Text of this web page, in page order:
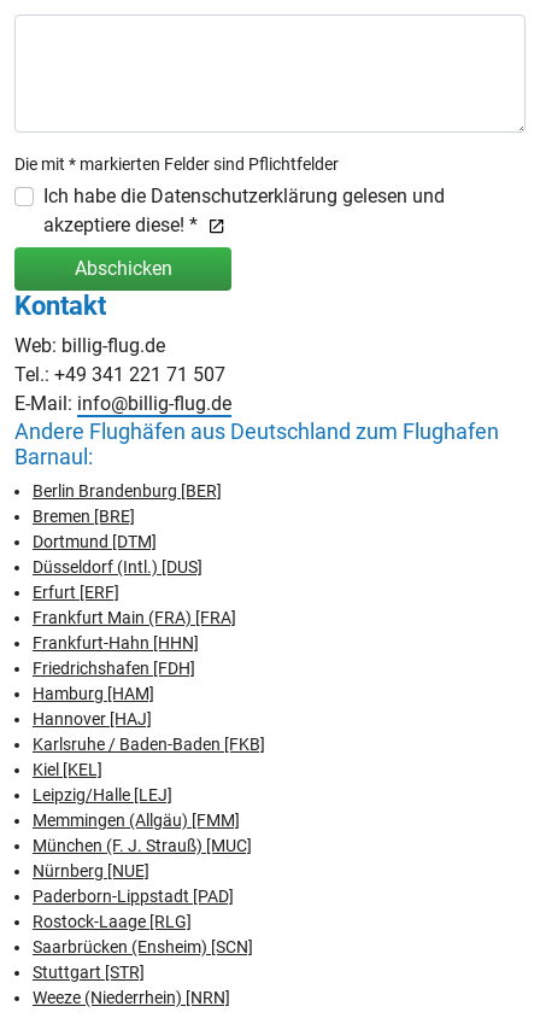
Die mit * markierten Felder sind Pflichtfelder
Ich habe die Datenschutzerklärung gelesen und
akzeptiere diese! *
Abschicken
Kontakt
Web: billig-flug.de
Tel.: +49 341 221 71 507
E-Mail: info@billig-flug.de
Andere Flughäfen aus Deutschland zum Flughafen
Barnaul:
Berlin Brandenburg [BER]
Bremen [BRE]
Dortmund [DTM]
Düsseldorf (Intl.) [DUS]
Erfurt [ERF]
Frankfurt Main (FRA) [FRA]
Frankfurt-Hahn [HHN]
Friedrichshafen [FDH]
Hamburg [HAM]
Hannover [HAJ]
Karlsruhe / Baden-Baden [FKB]
Kiel [KEL]
Leipzig/Halle [LEJ]
Memmingen (Allgäu) [FMM]
München (F. J. Strauß) [MUC]
Nürnberg [NUE]
Paderborn-Lippstadt [PAD]
Rostock-Laage [RLG]
Saarbrücken (Ensheim) [SCN]
Stuttgart [STR]
Weeze (Niederrhein) [NRN]